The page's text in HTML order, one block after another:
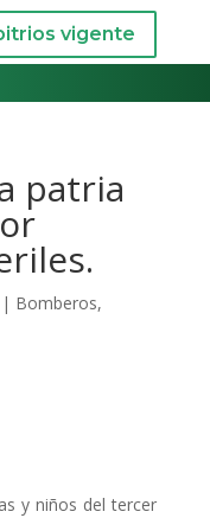
vigente
patria
| Bomberos,
y niños del tercer